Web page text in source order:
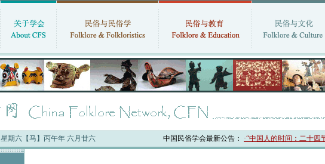
期六【马】丙午年 六月廿六 中国民俗学会最新公告： ·“中国人的时间：二十四节